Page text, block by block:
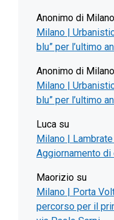
Anonimo di Milano
Milano |
blu” per l’ultimo
Anonimo di Milano
Milano |
blu” per l’ultimo
Luca su
Milano |
Aggiornamento
Maorizio su
Milano | Porta
percorso per il